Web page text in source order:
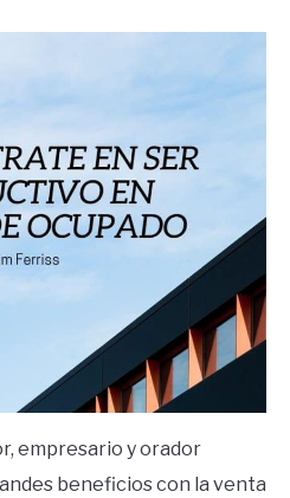
empresario y orador
beneficios con la venta